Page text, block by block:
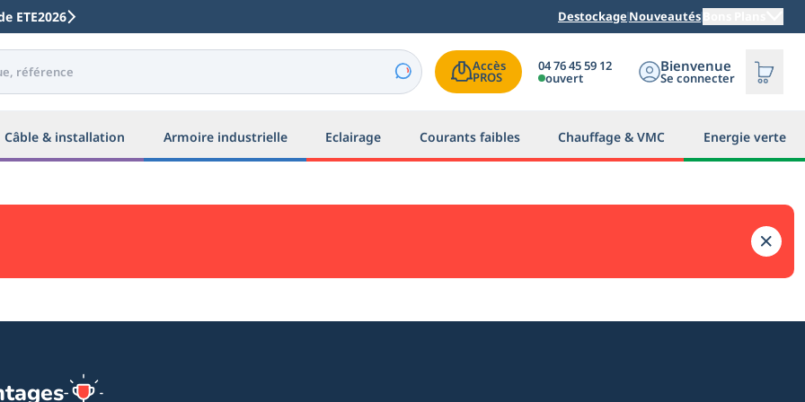
ETE2026 DestockageNouveautés
Accès
PROS
04 76 45 59 12
ouvert
Bienvenue
Se connecter
Câble & installation Armoire industrielle Eclairage Courants faibles Chauffage & VMC Energie verte